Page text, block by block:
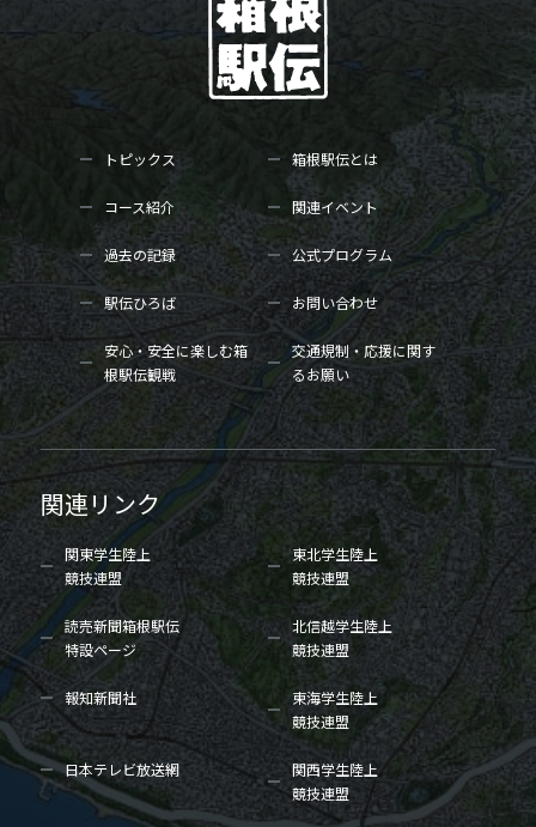
トピックス 箱根駅伝とは
コース紹介 関連イベント
過去の記録 公式プログラム
駅伝ひろば お問い合わせ
安心・安全に楽しむ箱
根駅伝観戦
交通規制・応援に関す
るお願い
関連リンク
関東学生陸上
競技連盟
東北学生陸上
競技連盟
読売新聞箱根駅伝
特設ページ
北信越学生陸上
競技連盟
報知新聞社
東海学生陸上
競技連盟
日本テレビ放送網
関西学生陸上
競技連盟